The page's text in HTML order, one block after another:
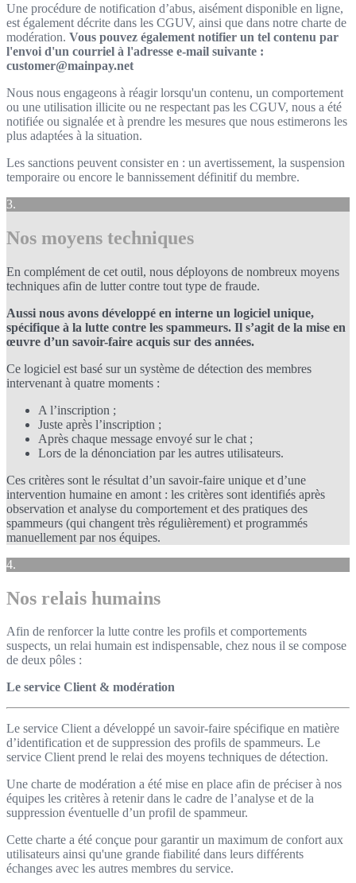
Une procédure de notification d’abus, aisément disponible en ligne,
est également décrite dans les CGUV, ainsi que dans notre charte de
modération. Vous pouvez également notifier un tel contenu par
l'envoi d'un courriel à l'adresse e-mail suivante :
customer@mainpay.net
Nous nous engageons à réagir lorsqu'un contenu, un comportement
ou une utilisation illicite ou ne respectant pas les CGUV, nous a été
notifiée ou signalée et à prendre les mesures que nous estimerons les
plus adaptées à la situation.
Les sanctions peuvent consister en : un avertissement, la suspension
temporaire ou encore le bannissement définitif du membre.
3.
Nos moyens techniques
En complément de cet outil, nous déployons de nombreux moyens
techniques afin de lutter contre tout type de fraude.
Aussi nous avons développé en interne un logiciel unique,
spécifique à la lutte contre les spammeurs. Il s’agit de la mise en
œuvre d’un savoir-faire acquis sur des années.
Ce logiciel est basé sur un système de détection des membres
intervenant à quatre moments :
A l’inscription ;
Juste après l’inscription ;
Après chaque message envoyé sur le chat ;
Lors de la dénonciation par les autres utilisateurs.
Ces critères sont le résultat d’un savoir-faire unique et d’une
intervention humaine en amont : les critères sont identifiés après
observation et analyse du comportement et des pratiques des
spammeurs (qui changent très régulièrement) et programmés
manuellement par nos équipes.
4.
Nos relais humains
Afin de renforcer la lutte contre les profils et comportements
suspects, un relai humain est indispensable, chez nous il se compose
de deux pôles :
Le service Client & modération
Le service Client a développé un savoir-faire spécifique en matière
d’identification et de suppression des profils de spammeurs. Le
service Client prend le relai des moyens techniques de détection.
Une charte de modération a été mise en place afin de préciser à nos
équipes les critères à retenir dans le cadre de l’analyse et de la
suppression éventuelle d’un profil de spammeur.
Cette charte a été conçue pour garantir un maximum de confort aux
utilisateurs ainsi qu'une grande fiabilité dans leurs différents
échanges avec les autres membres du service.